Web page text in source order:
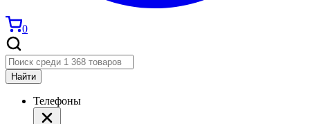
0
Найти
Телефоны